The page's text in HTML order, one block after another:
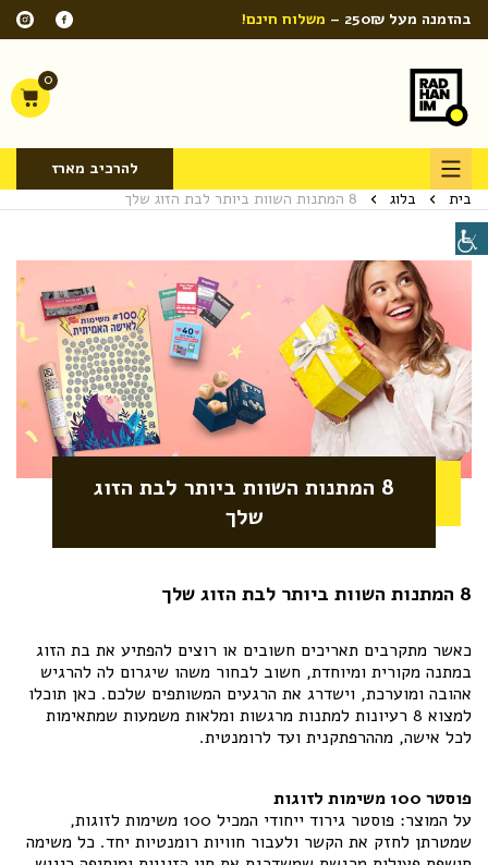
בהזמנה מעל 250₪ – משלוח חינם!
0
להרכיב מארז
בית
בלוג 8 המתנות השוות ביותר לבת הזוג שלך
8 המתנות השוות ביותר לבת הזוג
שלך
8 המתנות השוות ביותר לבת הזוג שלך
כאשר מתקרבים תאריכים חשובים או רוצים להפתיע את בת הזוג
במתנה מקורית ומיוחדת, חשוב לבחור משהו שיגרום לה להרגיש
אהובה ומוערכת, וישדרג את הרגעים המשותפים שלכם. כאן תוכלו
למצוא 8 רעיונות למתנות מרגשות ומלאות משמעות שמתאימות
לכל אישה, מההרפתקנית ועד לרומנטית.
פוסטר 100 משימות לזוגות
על המוצר: פוסטר גירוד ייחודי המכיל 100 משימות לזוגות,
שמטרתן לחזק את הקשר ולעבור חוויות רומנטיות יחד. כל משימה